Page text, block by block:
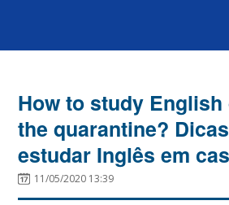
How to study
the quarantine?
estudar Inglês em
11/05/2020 13:39